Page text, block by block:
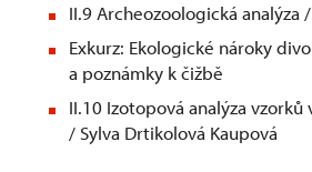
II.9 Archeozoologická analýza
Exkurz: Ekologické nároky
a poznámky k čižbě
II.10 Izotopová analýza
/ Sylva Drtikolová Kaupová